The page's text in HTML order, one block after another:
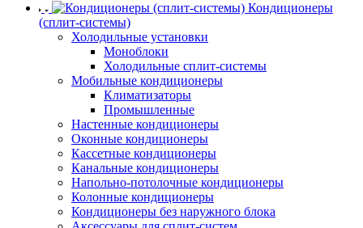
Кондиционеры
(сплит-системы)
Холодильные установки
Моноблоки
Холодильные сплит-системы
Мобильные кондиционеры
Климатизаторы
Промышленные
Настенные кондиционеры
Оконные кондиционеры
Кассетные кондиционеры
Канальные кондиционеры
Напольно-потолочные кондиционеры
Колонные кондиционеры
Кондиционеры без наружного блока